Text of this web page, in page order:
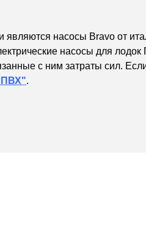
насосы Bravo от
насосы для
с ним затраты сил.
ПВХ".